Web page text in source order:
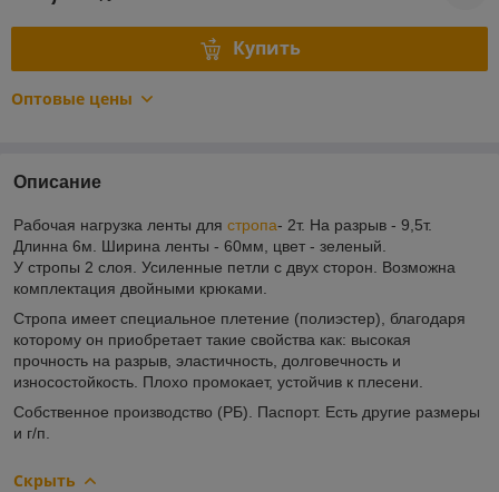
Купить
Оптовые цены
Описание
Рабочая нагрузка ленты для стропа- 2т. На разрыв - 9,5т.
Длинна 6м. Ширина ленты - 60мм, цвет - зеленый.
У стропы 2 слоя. Усиленные петли с двух сторон. Возможна
комплектация двойными крюками.
Стропа имеет специальное плетение (полиэстер), благодаря
которому он приобретает такие свойства как: высокая
прочность на разрыв, эластичность, долговечность и
износостойкость. Плохо промокает, устойчив к плесени.
Собственное производство (РБ). Паспорт. Есть другие размеры
и г/п.
Скрыть